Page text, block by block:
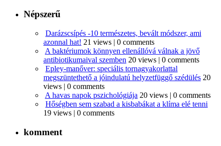
Népszerű
Darázscsípés -10 természetes, bevált módszer, ami
azonnal hat! 21 views | 0 comments
A baktériumok könnyen ellenállóvá válnak a jövő
antibiotikumaival szemben 20 views | 0 comments
Epley-manőver: speciális tornagyakorlattal
megszüntethető a jóindulatú helyzetfüggő szédülés 20
views | 0 comments
A havas napok pszichológiája 20 views | 0 comments
Hőségben sem szabad a kisbabákat a klíma elé tenni
19 views | 0 comments
komment